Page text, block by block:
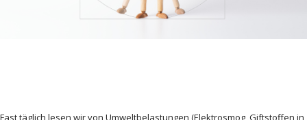
Fast täglich lesen wir von Umweltbelastungen (Elektrosmog, Giftstoffen in